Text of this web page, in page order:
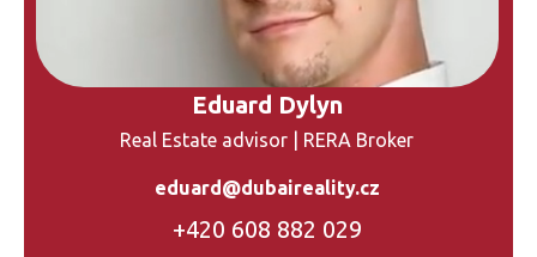
Eduard Dylyn
Real Estate advisor | RERA Broker
eduard@dubaireality.cz
+420 608 882 029